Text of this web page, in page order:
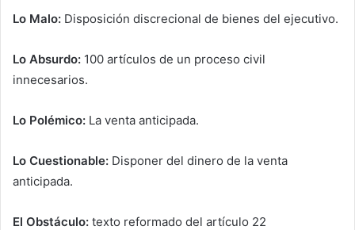
Lo Malo: Disposición discrecional de bienes del ejecutivo.
Lo Absurdo: 100 artículos de un proceso civil
innecesarios.
Lo Polémico: La venta anticipada.
Lo Cuestionable: Disponer del dinero de la venta
anticipada.
El Obstáculo: texto reformado del artículo 22